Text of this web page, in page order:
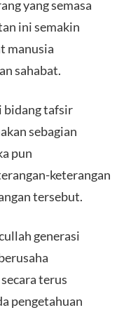
yang semasa
ini semakin
manusia
sahabat.
bidang tafsir
sebagian
pun
keterangan
tersebut.
generasi
terus
pengetahuan